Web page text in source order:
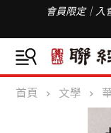
會員限定｜入
首頁 文學